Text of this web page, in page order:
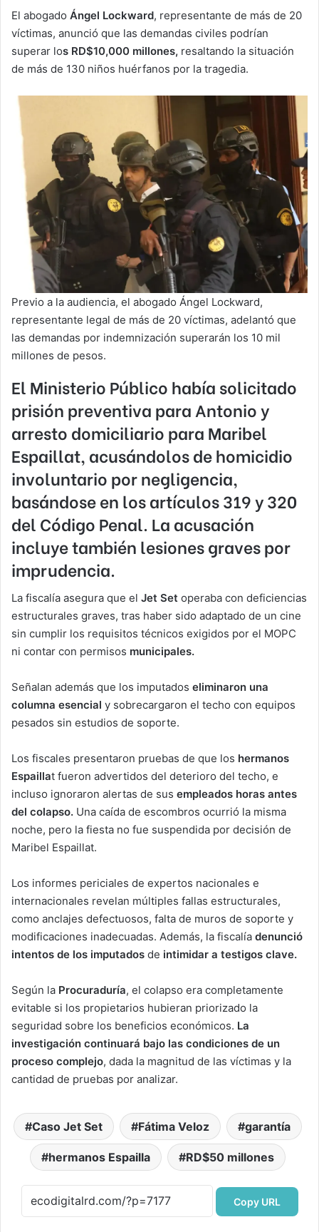
El abogado Ángel Lockward, representante de más de 20
víctimas, anunció que las demandas civiles podrían
superar los RD$10,000 millones, resaltando la situación
de más de 130 niños huérfanos por la tragedia.
Previo a la audiencia, el abogado Ángel Lockward,
representante legal de más de 20 víctimas, adelantó que
las demandas por indemnización superarán los 10 mil
millones de pesos.
El Ministerio Público había solicitado
prisión preventiva para Antonioy
arresto domiciliario para Maribel
Espaillat, acusándolos de homicidio
involuntario por negligencia,
basándose en los artículos 319 y 320
del Código Penal. La acusación
incluye también lesiones graves por
imprudencia.
La fiscalía asegura que el Jet Set operaba con deficiencias
estructurales graves, tras haber sido adaptado de un cine
sin cumplir los requisitos técnicos exigidos por el MOPC
ni contar con permisos municipales.
Señalan además que los imputados eliminaron una
columna esencial y sobrecargaron el techo con equipos
pesados sin estudios de soporte.
Los fiscales presentaron pruebas de que los hermanos
Espaillat fueron advertidos del deterioro del techo, e
incluso ignoraron alertas de sus empleados horas antes
del colapso. Una caída de escombros ocurrió la misma
noche, pero la fiesta no fue suspendida por decisión de
Maribel Espaillat.
Los informes periciales de expertos nacionales e
internacionales revelan múltiples fallas estructurales,
como anclajes defectuosos, falta de muros de soporte y
modificaciones inadecuadas. Además, la fiscalía denunció
intentos de los imputados de intimidar a testigos clave.
Según la Procuraduría, el colapso era completamente
evitable si los propietarios hubieran priorizado la
seguridad sobre los beneficios económicos. La
investigación continuará bajo las condiciones de un
proceso complejo, dada la magnitud de las víctimas y la
cantidad de pruebas por analizar.
Caso Jet Set Fátima Veloz garantía
hermanos Espailla RD$50 millones
Copy URL